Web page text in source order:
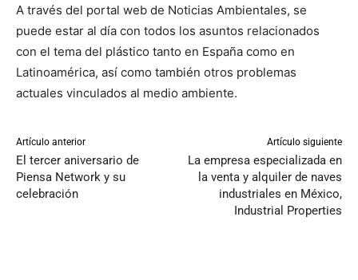
A través del portal web de Noticias Ambientales, se
puede estar al día con todos los asuntos relacionados
con el tema del plástico tanto en España como en
Latinoamérica, así como también otros problemas
actuales vinculados al medio ambiente.
Artículo anterior
El tercer aniversario de
Piensa Network y su
celebración
Artículo siguiente
La empresa especializada en
la venta y alquiler de naves
industriales en México,
Industrial Properties